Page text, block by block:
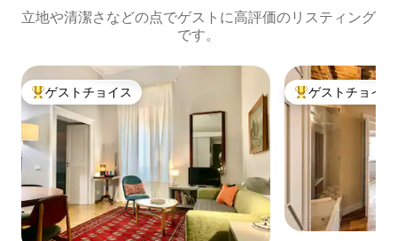
立地や清潔さなどの点でゲストに高評価のリスティング
です。
大好評のゲストチョイスです。
ゲストチョイス 大好評のゲスト
ゲストチョイス